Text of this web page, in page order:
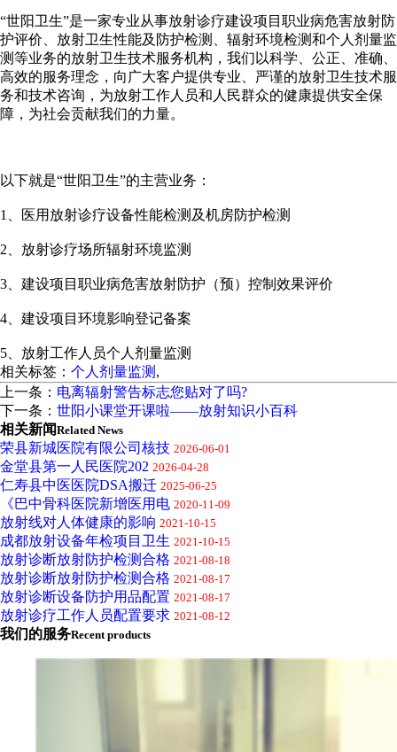
“世阳卫生”是一家专业从事放射诊疗建设项目职业病危害放射防
护评价、放射卫生性能及防护检测、辐射环境检测和个人剂量监
测等业务的放射卫生技术服务机构，我们以科学、公正、准确、
高效的服务理念，向广大客户提供专业、严谨的放射卫生技术服
务和技术咨询，为放射工作人员和人民群众的健康提供安全保
障，为社会贡献我们的力量。
以下就是“世阳卫生”的主营业务：
1、医用放射诊疗设备性能检测及机房防护检测
2、放射诊疗场所辐射环境监测
3、建设项目职业病危害放射防护（预）控制效果评价
4、建设项目环境影响登记备案
5、放射工作人员个人剂量监测
相关标签： 个人剂量监测 ,
上一条： 电离辐射警告标志您贴对了吗?
下一条： 世阳小课堂开课啦——放射知识小百科
相关新闻Related News
荣县新城医院有限公司核技 2026-06-01
金堂县第一人民医院202 2026-04-28
仁寿县中医医院DSA搬迁 2025-06-25
《巴中骨科医院新增医用电 2020-11-09
放射线对人体健康的影响 2021-10-15
成都放射设备年检项目卫生 2021-10-15
放射诊断放射防护检测合格 2021-08-18
放射诊断放射防护检测合格 2021-08-17
放射诊断设备防护用品配置 2021-08-17
放射诊疗工作人员配置要求 2021-08-12
我们的服务Recent products